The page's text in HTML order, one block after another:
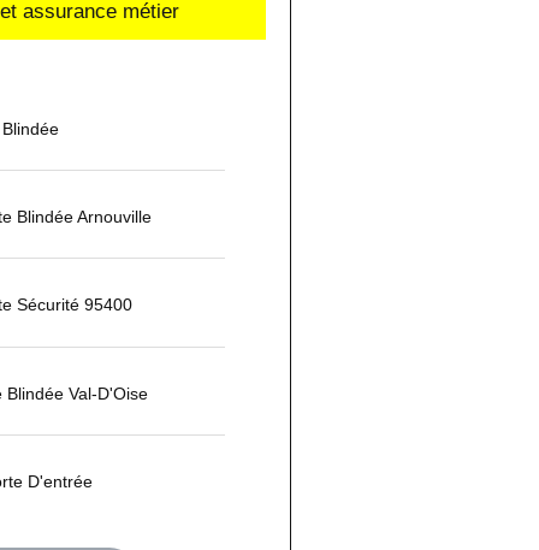
assurance métier
Blindée Arnouville
Sécurité 95400
Blindée Val-D'Oise
D'entrée